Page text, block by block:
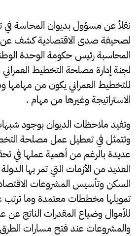
نقلاً عن مسؤول بديوان المحاسة
لصحيفة صدى الاقتصادية كشف عن
المحاسبة رئيس حكومة الوحدة
لجنة إدارة مصلحة التخطيط
للتخطيط العمراني يكون من
الاستراتيجة وغيرها من مهام .
وتفيد ملاحظات الديوان بوجود
وتتمثل في تعطيل عمل مصلحة
عديدة بالرغم من أهمية عملها في
العديد من الأزمات التي تمر بها
السكن وتأسيس المشروعات
تمويلها مخططات معتمدة وما ترتب
للأموال وضياع المقدرات الناتج عن
والمشروعات عند فتح مسارات الطرق